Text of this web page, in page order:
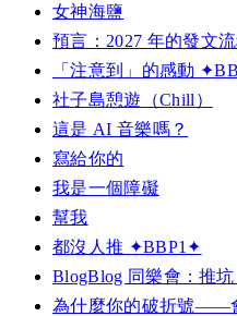
女神海鹽
預言：2027 年的發文
「注意到」的感動
社子島憩遊（Chill）
這是 AI 音樂嗎？
寫給你的
我是一個障礙
幫我
都沒人推 ✦BBP1✦
BlogBlog 同樂會：推坑
為什麼你的破折號——